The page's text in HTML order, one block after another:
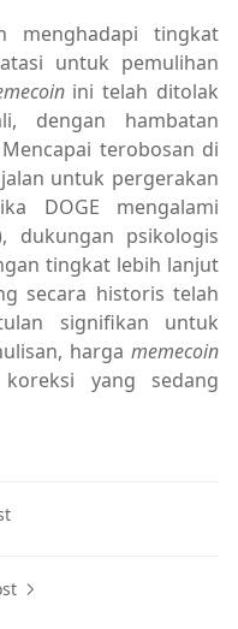
menghadapi tingkat
untuk pemulihan
ini telah ditolak
dengan hambatan
terobosan di
untuk pergerakan
DOGE mengalami
dukungan psikologis
tingkat lebih lanjut
secara historis telah
signifikan untuk
harga memecoin
yang sedang